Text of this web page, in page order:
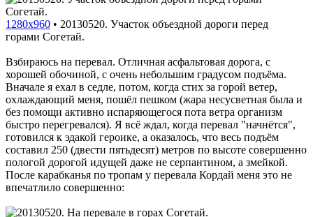
1280x960 • 20130520. Участок объездной дороги перед
горами Согетай.
Взбираюсь на перевал. Отличная асфальтовая дорога, с
хорошей обочиной, с очень небольшим градусом подъёма.
Вначале я ехал в седле, потом, когда стих за горой ветер,
охлаждающий меня, пошёл пешком (жара несусветная была и
без помощи активно испаряющегося пота ветра организм
быстро перегревался). Я всё ждал, когда перевал "начнётся",
готовился к эдакой героике, а оказалось, что весь подъём
составил 250 (двести пятьдесят) метров по высоте совершенно
пологой дорогой идущей даже не серпантином, а змейкой.
После карабканья по тропам у перевала Кордай меня это не
впечатлило совершенно: